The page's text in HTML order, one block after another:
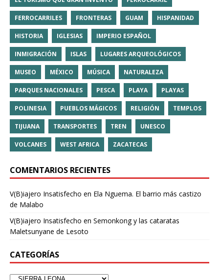
FERROCARRILES FRONTERAS GUAM HISPANIDAD
HISTORIA IGLESIAS IMPERIO ESPAÑOL
INMIGRACIÓN ISLAS LUGARES ARQUEOLÓGICOS
MUSEO MÉXICO MÚSICA NATURALEZA
PARQUES NACIONALES PESCA PLAYA PLAYAS
POLINESIA PUEBLOS MÁGICOS RELIGIÓN TEMPLOS
TIJUANA TRANSPORTES TREN UNESCO
VOLCANES WEST AFRICA ZACATECAS
COMENTARIOS RECIENTES
V(B)iajero Insatisfecho en Ela Nguema. El barrio más castizo
de Malabo
V(B)iajero Insatisfecho en Semonkong y las cataratas
Maletsunyane de Lesoto
CATEGORÍAS